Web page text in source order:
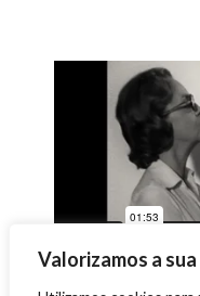
Valorizamos a